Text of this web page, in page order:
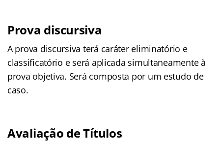
Prova discursiva
A prova discursiva terá caráter eliminatório e
classificatório e será aplicada simultaneamente à
prova objetiva. Será composta por um estudo de
caso.
Avaliação de Títulos